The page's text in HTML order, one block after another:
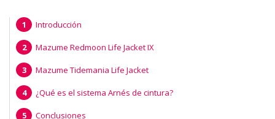
Introducción
Mazume Redmoon Life Jacket IX
Mazume Tidemania Life Jacket
¿Qué es el sistema Arnés de cintura?
Conclusiones